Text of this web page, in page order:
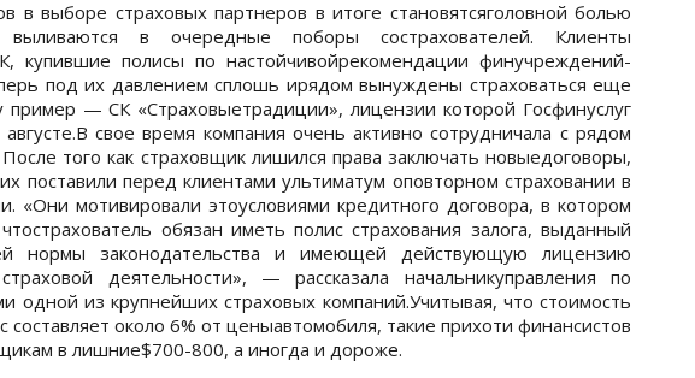
в выборе страховых партнеров в итоге становятсяголовной болью
в очередные поборы сострахователей. Клиенты
купившие полисы по настойчивойрекомендации финучреждений-
под их давлением сплошь ирядом вынуждены страховаться еще
пример — СК «Страховыетрадиции», лицензии которой Госфинуслуг
свое время компания очень активно сотрудничала с рядом
того как страховщик лишился права заключать новыедоговоры,
поставили перед клиентами ультиматум оповторном страховании в
«Они мотивировали этоусловиями кредитного договора, в котором
обязан иметь полис страхования залога, выданный
нормы законодательства и имеющей действующую лицензию
деятельности», — рассказала начальникуправления по
одной из крупнейших страховых компаний.Учитывая, что стоимость
составляет около 6% от ценыавтомобиля, такие прихоти финансистов
в лишние$700-800, а иногда и дороже.